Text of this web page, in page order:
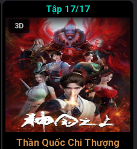
17/17
3D
Thần Quốc Chi Thượng